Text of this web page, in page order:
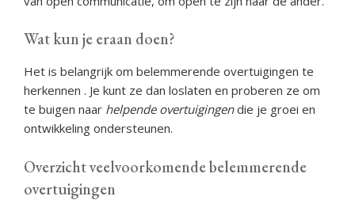
Wat kun je eraan doen?
Het is belangrijk om belemmerende overtuigingen te
herkennen . Je kunt ze dan loslaten en proberen ze om
te buigen naar helpende overtuigingendie je groei en
ontwikkeling ondersteunen.
Overzicht veelvoorkomende belemmerende
overtuigingen